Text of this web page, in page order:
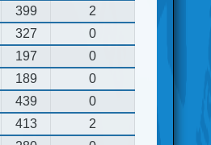
399
2
327
0
197
0
189
0
439
0
413
2